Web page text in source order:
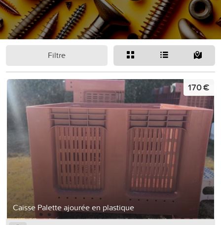
Filtre
Caisse Palette ajourée en plastique
170 €